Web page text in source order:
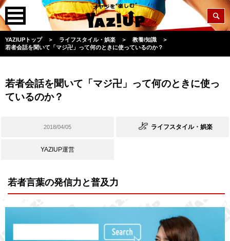
YAZIUPトップ ＞ ライフスタイル・娯楽 ＞ 教養/知識
＞
若者会話を聞いて「マジ卍」って何のときに使っているのか？
若者会話を聞いて「マジ卍」って何のときに使っ
ているのか？
2018/04/05 ライフスタイル・娯楽
YAZIUP運営
若者言葉の発信力と普及力